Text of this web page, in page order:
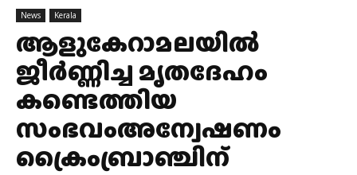
News Kerala
ആളുകേറാമലയിൽ
ജീർണ്ണിച്ച മൃതദേഹം
കണ്ടെത്തിയ
സംഭവംഅന്വേഷണം
ക്രൈംബ്രാഞ്ചിന്